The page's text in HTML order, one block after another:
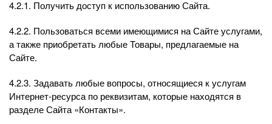
4.2.1. Получить доступ к использованию Сайта.
4.2.2. Пользоваться всеми имеющимися на Сайте услугами,
а также приобретать любые Товары, предлагаемые на
Сайте.
4.2.3. Задавать любые вопросы, относящиеся к услугам
Интернет-ресурса по реквизитам, которые находятся в
разделе Сайта «Контакты».